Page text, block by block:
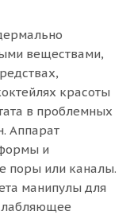
веществами,
красоты
в проблемных
Аппарат
и
поры или каналы.
манипулы для